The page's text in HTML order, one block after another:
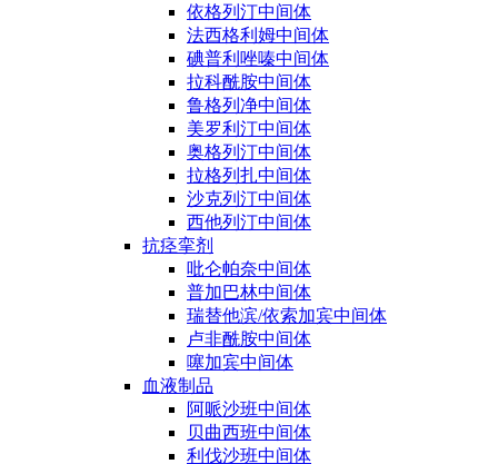
依格列汀中间体
法西格利姆中间体
碘普利唑嗪中间体
拉科酰胺中间体
鲁格列净中间体
美罗利汀中间体
奥格列汀中间体
拉格列扎中间体
沙克列汀中间体
西他列汀中间体
抗痉挛剂
吡仑帕奈中间体
普加巴林中间体
瑞替他滨/依索加宾中间体
卢非酰胺中间体
噻加宾中间体
血液制品
阿哌沙班中间体
贝曲西班中间体
利伐沙班中间体